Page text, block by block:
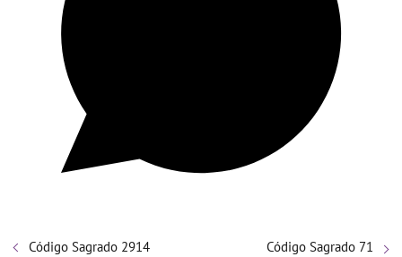
Código Sagrado 2914 Código Sagrado 71